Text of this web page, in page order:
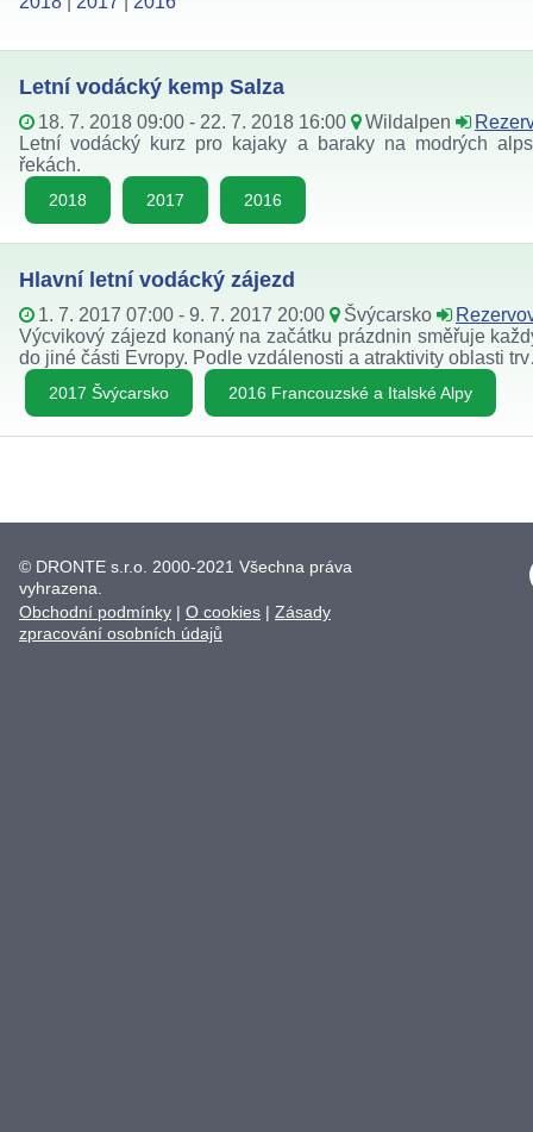
Letní vodácký kemp Salza
18. 7. 2018 09:00 - 22. 7. 2018 16:00 Wildalpen
Letní vodácký kurz pro kajaky a baraky na modrých
řekách.
2018 2017 2016
Hlavní letní vodácký zájezd
1. 7. 2017 07:00 - 9. 7. 2017 20:00 Švýcarsko
Výcvikový zájezd konaný na začátku prázdnin směřuje
do jiné části Evropy. Podle vzdálenosti a atraktivity oblasti
2017 Švýcarsko 2016 Francouzské a Italské Alpy
© DRONTE s.r.o. 2000-2021 Všechna práva
vyhrazena.
Obchodní podmínky | O cookies | Zásady
zpracování osobních údajů